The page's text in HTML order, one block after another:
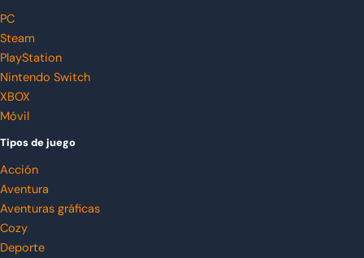
PC
Steam
PlayStation
Nintendo Switch
XBOX
Móvil
Tipos de juego
Acción
Aventura
Aventuras gráficas
Cozy
Deporte